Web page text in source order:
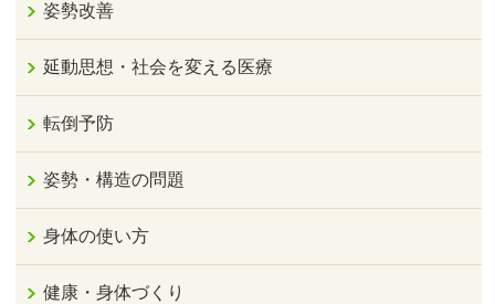
姿勢改善
延動思想・社会を変える医療
転倒予防
姿勢・構造の問題
身体の使い方
健康・身体づくり